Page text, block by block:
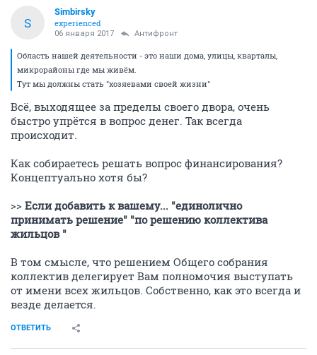
S
Simbirsky
experienced
06 января 2017 Антифронт
Область нашей деятельности - это наши дома, улицы, кварталы,
микрорайоны где мы живём.
Тут мы должны стать "хозяевами своей жизни"
Всё, выходящее за пределы своего двора, очень
быстро упрётся в вопрос денег. Так всегда
происходит.
Как собираетесь решать вопрос финансирования?
Концептуально хотя бы?
>> Если добавить к вашему... "единолично
принимать решение" "по решению коллектива
жильцов "
В том смысле, что решением Общего собрания
коллектив делегирует Вам полномочия выступать
от имени всех жильцов. Собственно, как это всегда и
везде делается.
ОТВЕТИТЬ